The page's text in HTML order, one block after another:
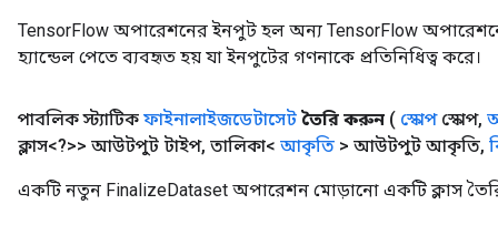
TensorFlow অপারেশনের ইনপুট হল অন্য TensorFlow
হ্যান্ডেল পেতে ব্যবহৃত হয় যা ইনপুটের গণনাকে প্রতিনিধিত্ব করে।
পাবলিক স্ট্যাটিক ফাইনালাইজডেটাসেট তৈরি করুন ( স্কোপস্কোপ,
ক্লাস<?>> আউটপুট টাইপ, তালিকা< আকৃতি > আউটপুট আকৃতি,
একটি নতুন FinalizeDataset অপারেশন মোড়ানো একটি ক্লাস